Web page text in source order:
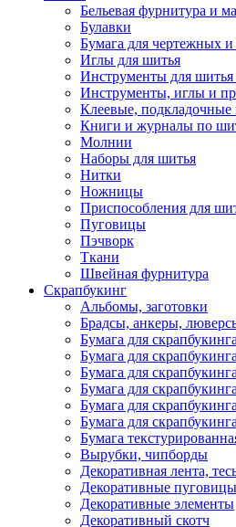
Бельевая фурнитура и
Булавки
Бумага для чертежных
Иглы для шитья
Инструменты для шитья
Инструменты, иглы и
Клеевые, подкладочные
Книги и журналы по
Молнии
Наборы для шитья
Нитки
Ножницы
Приспособления для
Пуговицы
Пэчворк
Ткани
Швейная фурнитура
Скрапбукинг
Альбомы, заготовки
Брадсы, анкеры,
Бумага для
Бумага для
Бумага для
Бумага для
Бумага для
Бумага для
Бумага
Вырубки, чипборды
Декоративная лента,
Декоративные пуговицы
Декоративные элементы
Декоративный скотч